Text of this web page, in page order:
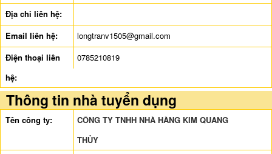
Địa chỉ liên hệ:
Email liên hệ:
longtranv1505@gmail.com
Điện thoại liên
hệ:
0785210819
Thông tin nhà tuyển dụng
Tên công ty:
CÔNG TY TNHH NHÀ HÀNG KIM QUANG
THỦY